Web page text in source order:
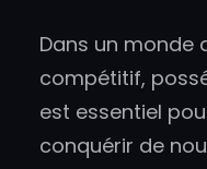
Dans un monde
compétitif,
est essentiel
conquérir de